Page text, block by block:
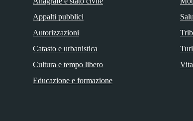
Appalti pubblici
Autorizzazioni
Catasto e urbanistica
Cultura e tempo libero
Educazione e formazione